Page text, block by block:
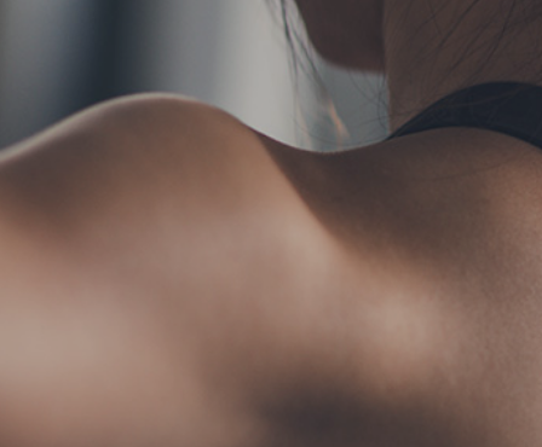
FLOW
TERMS